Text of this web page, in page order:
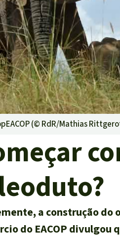
(© RdR/Mathias
a construção do
do EACOP